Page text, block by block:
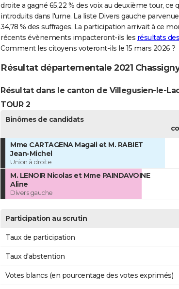
droite a gagné 65,22 % des voix au deuxième tour, ce
introduits dans l'urne. La liste Divers gauche
34,78 % des suffrages. La participation arrivait à ce
récents évènements impacteront-ils les résultats
Comment les citoyens voteront-ils le 15 mars 2026 ?
Résultat départementale 2021
Résultat dans le canton de Villegusien-le-
TOUR 2
Binômes de candidats
Mme CARTAGENA Magali et M. RABIET
Jean-Michel
Union à droite
M. LENOIR Nicolas et Mme PAINDAVOINE
Aline
Divers gauche
Participation au scrutin
Taux de participation
Taux d'abstention
Votes blancs (en pourcentage des votes exprimés)